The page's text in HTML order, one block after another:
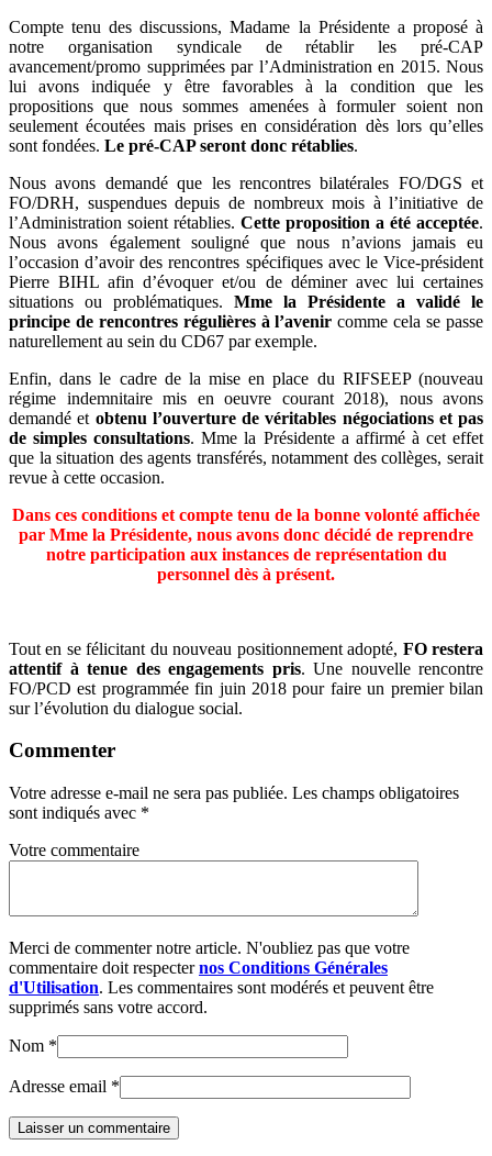
Compte tenu des discussions, Madame la Présidente a proposé à
notre organisation syndicale de rétablir les pré-CAP
avancement/promo supprimées par l’Administration en 2015. Nous
lui avons indiquée y être favorables à la condition que les
propositions que nous sommes amenées à formuler soient non
seulement écoutées mais prises en considération dès lors qu’elles
sont fondées. Le pré-CAP seront donc rétablies.
Nous avons demandé que les rencontres bilatérales FO/DGS et
FO/DRH, suspendues depuis de nombreux mois à l’initiative de
l’Administration soient rétablies. Cette proposition a été acceptée.
Nous avons également souligné que nous n’avions jamais eu
l’occasion d’avoir des rencontres spécifiques avec le Vice-président
Pierre BIHL afin d’évoquer et/ou de déminer avec lui certaines
situations ou problématiques. Mme la Présidente a validé le
principe de rencontres régulières à l’avenir comme cela se passe
naturellement au sein du CD67 par exemple.
Enfin, dans le cadre de la mise en place du RIFSEEP (nouveau
régime indemnitaire mis en oeuvre courant 2018), nous avons
demandé et obtenu l’ouverture de véritables négociations et pas
de simples consultations. Mme la Présidente a affirmé à cet effet
que la situation des agents transférés, notamment des collèges, serait
revue à cette occasion.
Dans ces conditions et compte tenu de la bonne volonté affichée
par Mme la Présidente, nous avons donc décidé de reprendre
notre participation aux instances de représentation du
personnel dès à présent.
Tout en se félicitant du nouveau positionnement adopté, FO restera
attentif à tenue des engagements pris. Une nouvelle rencontre
FO/PCD est programmée fin juin 2018 pour faire un premier bilan
sur l’évolution du dialogue social.
Commenter
Votre adresse e-mail ne sera pas publiée. Les champs obligatoires
sont indiqués avec *
Votre commentaire
Merci de commenter notre article. N'oubliez pas que votre
commentaire doit respecternos Conditions Générales
d'Utilisation. Les commentaires sont modérés et peuvent être
supprimés sans votre accord.
Nom *
Adresse email *